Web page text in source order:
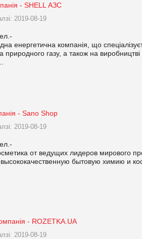
- SHELL АЗС
2019-08-19
енергетична компанія, що
природного газу, а також на
- Sano Shop
2019-08-19
от ведущих лидеров мирового
бытовую химию и
- ROZETKA.UA
2019-08-19